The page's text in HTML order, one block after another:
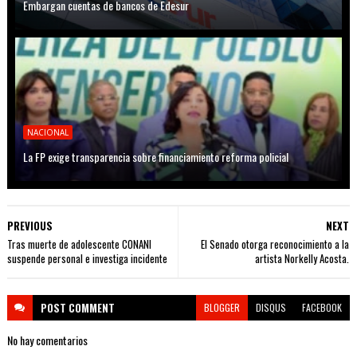
Embargan cuentas de bancos de Edesur
NACIONAL
La FP exige transparencia sobre financiamiento reforma policial
NEXT
El Senado otorga reconocimiento a la
artista Norkelly Acosta.
PREVIOUS
Tras muerte de adolescente CONANI
suspende personal e investiga incidente
POST COMMENT BLOGGER DISQUS FACEBOOK
No hay comentarios